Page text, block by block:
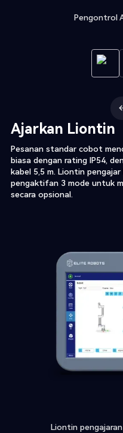
Pengontrol
Ajarkan Liontin
Pesanan standar cobot
biasa dengan rating IP54,
kabel 5,5 m. Liontin pengajar
pengaktifan 3 mode untuk
secara opsional.
Liontin